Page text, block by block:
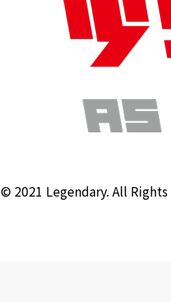
© 2021 Legendary. All Rights